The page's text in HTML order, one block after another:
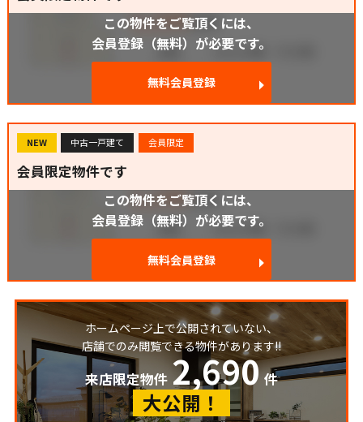
この物件をご覧頂くには、
会員登録（無料）が必要です。
無料会員登録
NEW 中古一戸建て 会員限定
会員限定物件です
この物件をご覧頂くには、
会員登録（無料）が必要です。
無料会員登録
ホームページ上で公開されていない、
店舗でのみ閲覧できる物件があります!!
来店限定物件 2,690 件
大公開！